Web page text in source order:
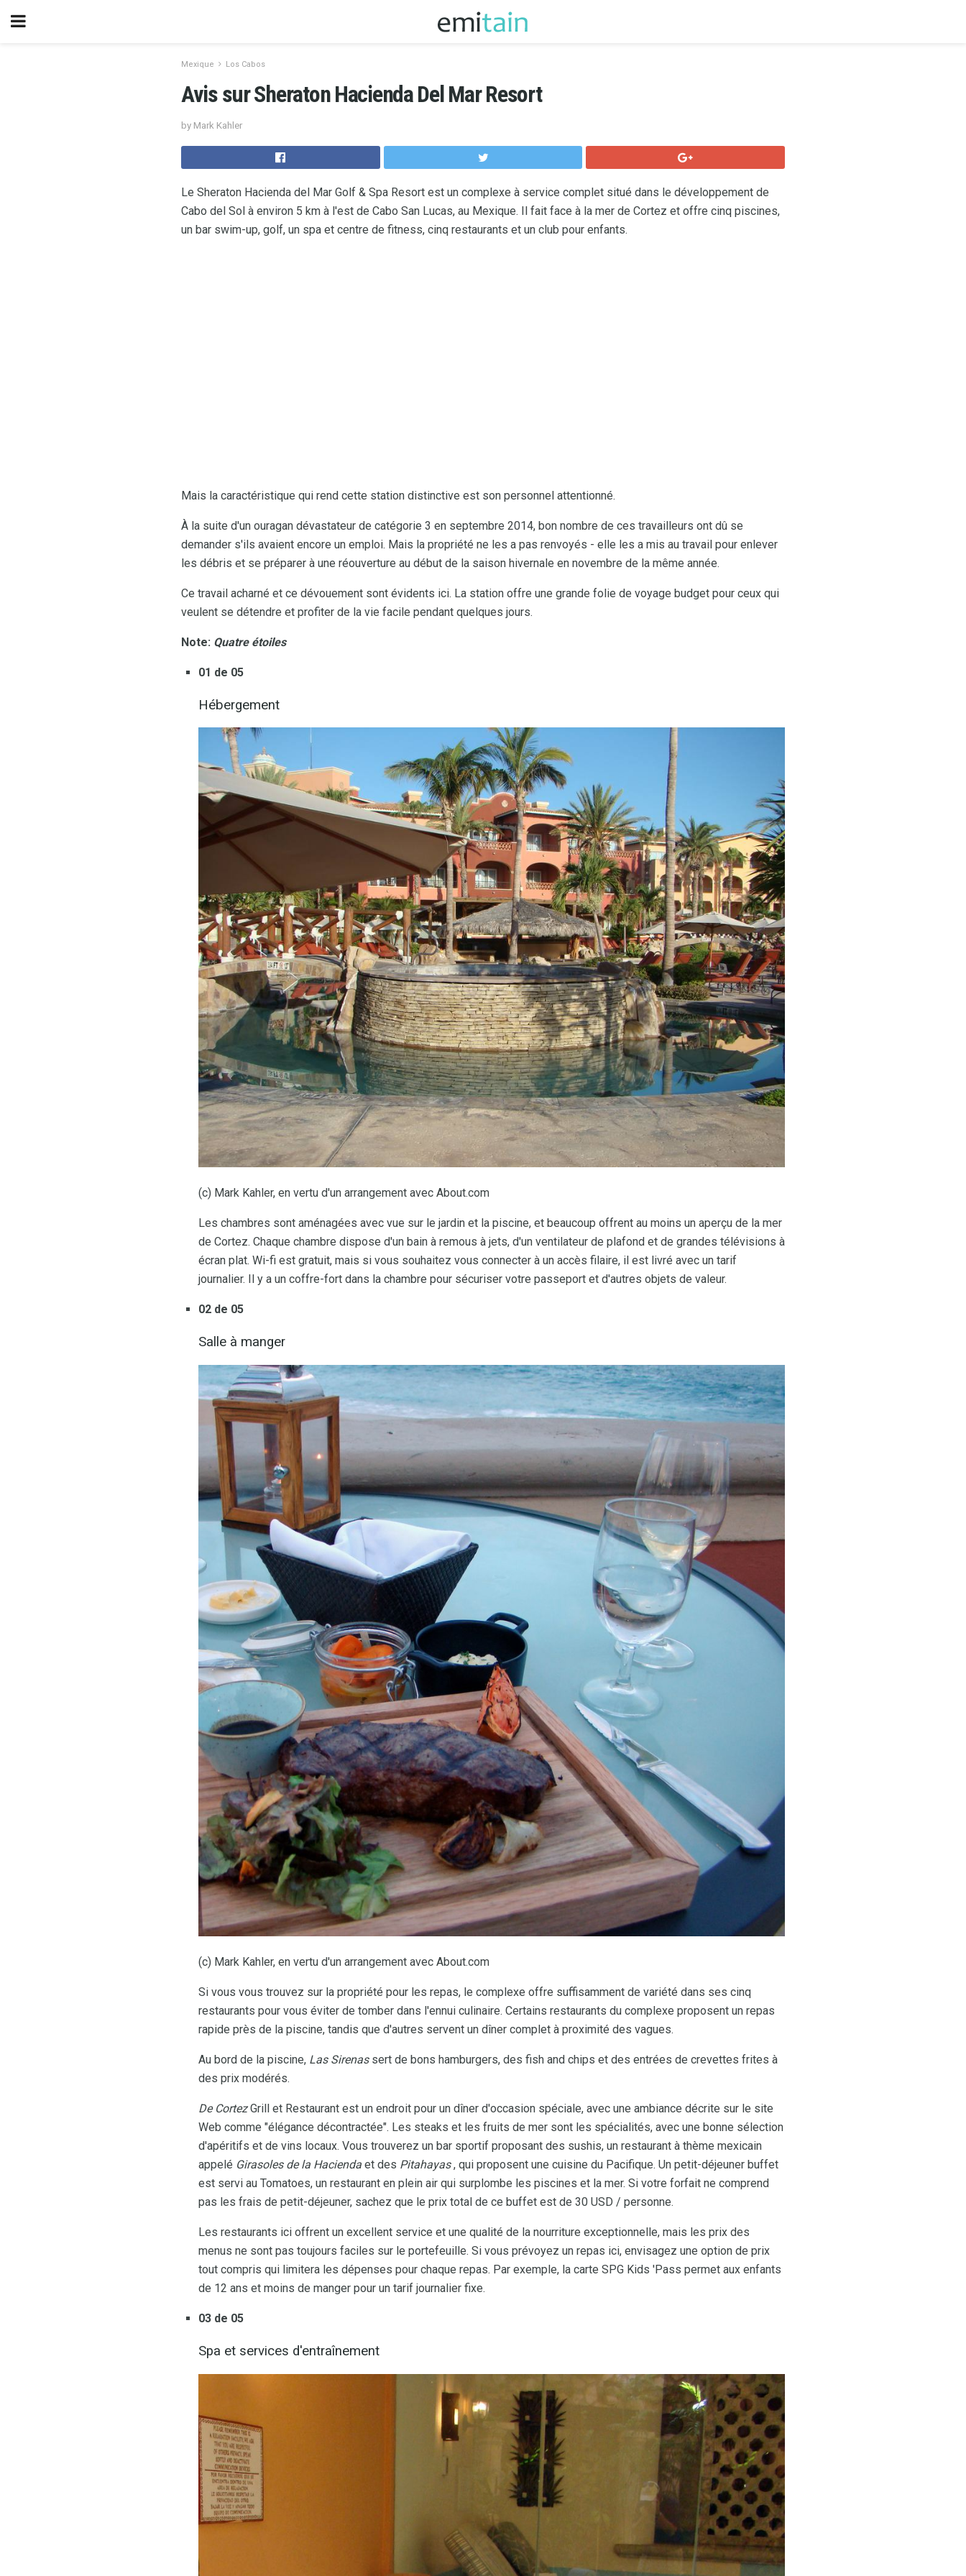
Mexique Los Cabos
Avis sur Sheraton Hacienda Del Mar Resort
by Mark Kahler
Le Sheraton Hacienda del Mar Golf & Spa Resort est un complexe à service complet situé dans le développement de
Cabo del Sol à environ 5 km à l'est de Cabo San Lucas, au Mexique. Il fait face à la mer de Cortez et offre cinq piscines,
un bar swim-up, golf, un spa et centre de fitness, cinq restaurants et un club pour enfants.
Mais la caractéristique qui rend cette station distinctive est son personnel attentionné.
À la suite d'un ouragan dévastateur de catégorie 3 en septembre 2014, bon nombre de ces travailleurs ont dû se
demander s'ils avaient encore un emploi. Mais la propriété ne les a pas renvoyés - elle les a mis au travail pour enlever
les débris et se préparer à une réouverture au début de la saison hivernale en novembre de la même année.
Ce travail acharné et ce dévouement sont évidents ici. La station offre une grande folie de voyage budget pour ceux qui
veulent se détendre et profiter de la vie facile pendant quelques jours.
Note: Quatre étoiles
01 de 05
Hébergement
(c) Mark Kahler, en vertu d'un arrangement avec About.com
Les chambres sont aménagées avec vue sur le jardin et la piscine, et beaucoup offrent au moins un aperçu de la mer
de Cortez. Chaque chambre dispose d'un bain à remous à jets, d'un ventilateur de plafond et de grandes télévisions à
écran plat. Wi-fi est gratuit, mais si vous souhaitez vous connecter à un accès filaire, il est livré avec un tarif
journalier. Il y a un coffre-fort dans la chambre pour sécuriser votre passeport et d'autres objets de valeur.
02 de 05
Salle à manger
(c) Mark Kahler, en vertu d'un arrangement avec About.com
Si vous vous trouvez sur la propriété pour les repas, le complexe offre suffisamment de variété dans ses cinq
restaurants pour vous éviter de tomber dans l'ennui culinaire. Certains restaurants du complexe proposent un repas
rapide près de la piscine, tandis que d'autres servent un dîner complet à proximité des vagues.
Au bord de la piscine, Las Sirenassert de bons hamburgers, des fish and chips et des entrées de crevettes frites à
des prix modérés.
De CortezGrill et Restaurant est un endroit pour un dîner d'occasion spéciale, avec une ambiance décrite sur le site
Web comme "élégance décontractée". Les steaks et les fruits de mer sont les spécialités, avec une bonne sélection
d'apéritifs et de vins locaux. Vous trouverez un bar sportif proposant des sushis, un restaurant à thème mexicain
appelé Girasoles de la Hacienda et des Pitahayas, qui proposent une cuisine du Pacifique. Un petit-déjeuner buffet
est servi au Tomatoes, un restaurant en plein air qui surplombe les piscines et la mer. Si votre forfait ne comprend
pas les frais de petit-déjeuner, sachez que le prix total de ce buffet est de 30 USD / personne.
Les restaurants ici offrent un excellent service et une qualité de la nourriture exceptionnelle, mais les prix des
menus ne sont pas toujours faciles sur le portefeuille. Si vous prévoyez un repas ici, envisagez une option de prix
tout compris qui limitera les dépenses pour chaque repas. Par exemple, la carte SPG Kids 'Pass permet aux enfants
de 12 ans et moins de manger pour un tarif journalier fixe.
03 de 05
Spa et services d'entraînement